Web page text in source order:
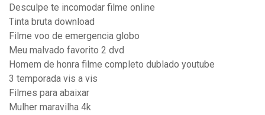
Desculpe te incomodar filme online
Tinta bruta download
Filme voo de emergencia globo
Meu malvado favorito 2 dvd
Homem de honra filme completo dublado youtube
3 temporada vis a vis
Filmes para abaixar
Mulher maravilha 4k